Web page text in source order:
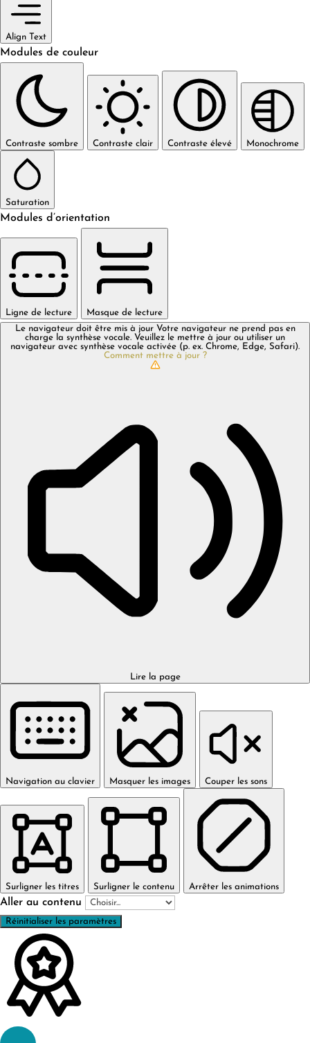
Align Text
Modules de couleur
Contraste sombre Contraste clair Contraste élevé Monochrome
Saturation
Modules d’orientation
Ligne de lecture
Masque de lecture
Le navigateur doit être mis à jour Votre navigateur ne prend pas en
charge la synthèse vocale. Veuillez le mettre à jour ou utiliser un
navigateur avec synthèse vocale activée (p. ex. Chrome, Edge, Safari).
Comment mettre à jour ?
Lire la page
Navigation au clavier Masquer les images Couper les sons
Surligner les titres Surligner le contenu Arrêter les animations
Aller au contenu
Réinitialiser les paramètres